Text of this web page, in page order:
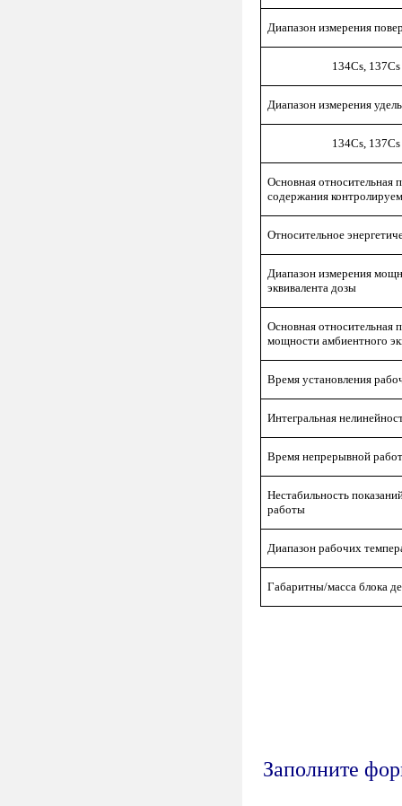
Диапазон измерения
134Cs, 137Cs в
Диапазон измерения
134Cs, 137Cs в
Основная относительная
содержания
Относительное
Диапазон измерения
эквивалента дозы
Основная относительная
мощности амбиентного
Время установления
Интегральная
Время непрерывной
Нестабильность
работы
Диапазон рабочих
Габаритны/масса блока
Заполните